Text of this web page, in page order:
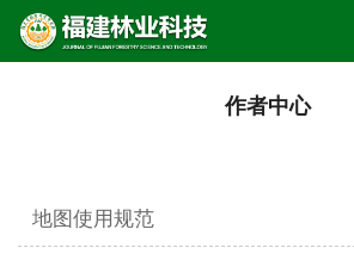
作者中心
地图使用规范